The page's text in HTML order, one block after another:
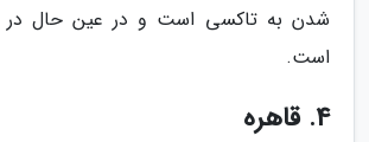
شدن به تاکسی است و در عین حال در
است.
4. قاهره